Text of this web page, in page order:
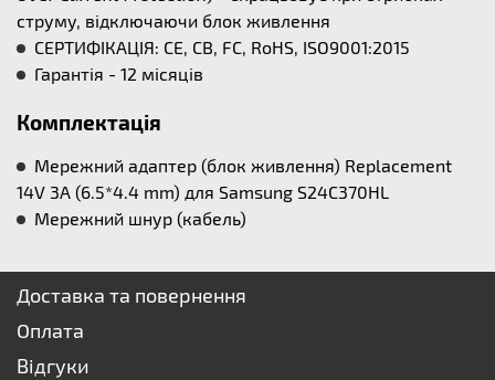
струму, відключаючи блок живлення
СЕРТИФІКАЦІЯ: CE, CB, FC, RoHS, ISO9001:2015
Гарантія - 12 місяців
Комплектація
Мережний адаптер (блок живлення) Replacement
14V 3A (6.5*4.4 mm) для Samsung S24C370HL
Мережний шнур (кабель)
Доставка та повернення
Оплата
Відгуки